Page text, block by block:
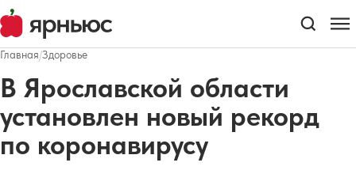
Главная/Здоровье
В Ярославской области
установлен новый рекорд
по коронавирусу